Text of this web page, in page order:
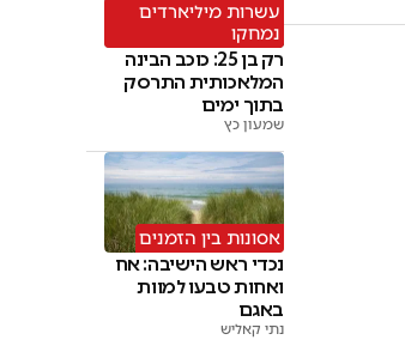
עשרות מיליארדים
נמחקו
רק בן 25: כוכב הבינה
המלאכותית התרסק
בתוך ימים
שמעון כץ
אסונות בין הזמנים
נכדי ראש הישיבה: אח
ואחות טבעו למוות
באגם
נתי קאליש